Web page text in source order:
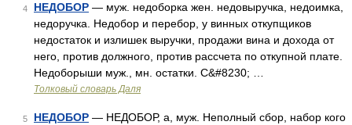
4 НЕДОБОР — муж. недоборка жен. недовыручка, недоимка,
недоручка. Недобор и перебор, у винных откупщиков
недостаток и излишек выручки, продажи вина и дохода от
него, против должного, против рассчета по откупной плате.
Недоборыши муж., мн. остатки. С&#8230; …
Толковый словарь Даля
5 НЕДОБОР — НЕДОБОР, а, муж. Неполный сбор, набор кого